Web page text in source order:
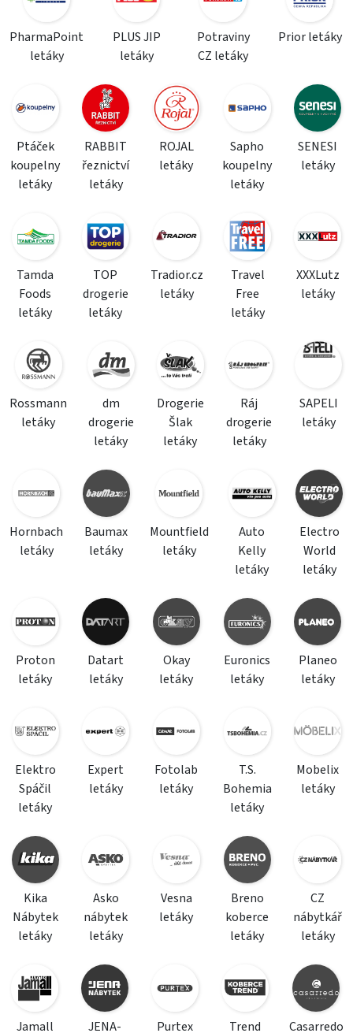
PharmaPoint
letáky
PLUS JIP
letáky
Potraviny
CZ letáky
Prior letáky
Ptáček
koupelny
letáky
RABBIT
řeznictví
letáky
ROJAL
letáky
Sapho
koupelny
letáky
SENESI
letáky
Tamda
Foods
letáky
TOP
drogerie
letáky
Tradior.cz
letáky
Travel
Free
letáky
XXXLutz
letáky
Rossmann
letáky
dm
drogerie
letáky
Drogerie
Šlak
letáky
Ráj
drogerie
letáky
SAPELI
letáky
Hornbach
letáky
Baumax
letáky
Mountfield
letáky
Auto
Kelly
letáky
Electro
World
letáky
Proton
letáky
Datart
letáky
Okay
letáky
Euronics
letáky
Planeo
letáky
Elektro
Spáčil
letáky
Expert
letáky
Fotolab
letáky
T.S.
Bohemia
letáky
Mobelix
letáky
Kika
Nábytek
letáky
Asko
nábytek
letáky
Vesna
letáky
Breno
koberce
letáky
CZ
nábytkář
letáky
Jamall JENA- Purtex Trend Casarredo